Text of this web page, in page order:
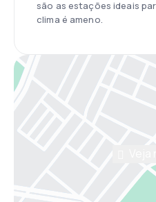
são as estações ideais
clima é ameno.